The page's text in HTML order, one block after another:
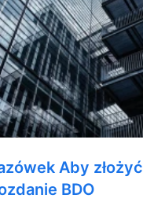
Aby złożyć
BDO